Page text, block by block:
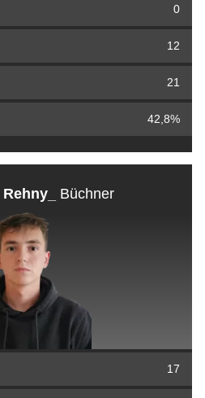
0
12
21
42,8%
Rehny_ Büchner
17